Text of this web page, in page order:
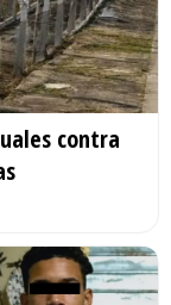
contra